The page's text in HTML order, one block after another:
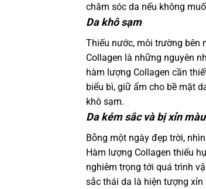
chăm sóc da nếu không
Da khô sạm
Thiếu nước, môi trường bên
Collagen là những nguyên
hàm lượng Collagen cần
biểu bì, giữ ẩm cho bề mặt
khô sạm.
Da kém sắc và bị xỉn màu
Bỗng một ngày đẹp trời,
Hàm lượng Collagen thiếu
nghiêm trọng tới quá trình
sắc thái da là hiện tượng xỉn